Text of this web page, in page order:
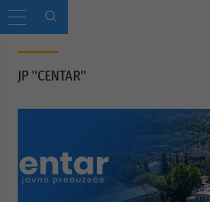
JP ''CENTAR''